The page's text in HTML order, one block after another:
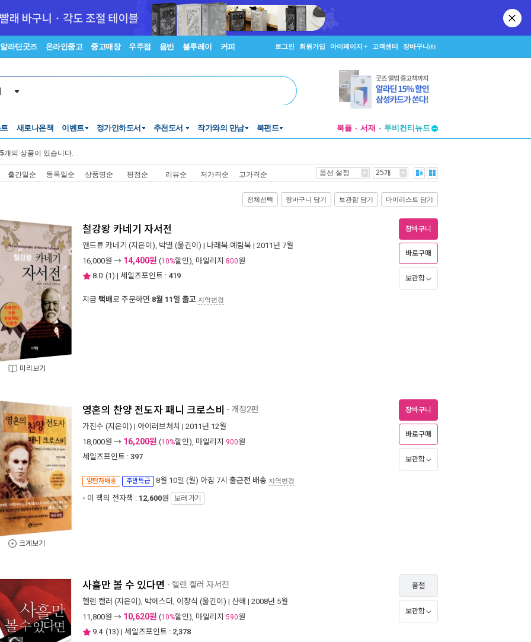
알라딘굿즈 온라인중고 중고매장 우주점 음반 블루레이 커피 로그인 회원가입 마이페이지 고객센터 장바구니(0)
새로나온책 이벤트 정가인하도서 추천도서 작가와의 만남 북펀드 북플 서재
투비컨티뉴드
개의 상품이 있습니다.
출간일순 등록일순 상품명순 평점순 리뷰순 저가격순 고가격순 옵션 설정 25개
전체선택 장바구니 담기 보관함 담기 마이리스트 담기
미리보기
철강왕 카네기 자서전
앤드류 카네기 (지은이), 박별 (옮긴이) | 나래북.예림북 | 2011년 7월
16,000원 → 14,400원 (10%할인), 마일리지 800원
8.0 (1) | 세일즈포인트 : 419
지금 택배로 주문하면 8월 11일 출고 지역변경
장바구니
바로구매
보관함
크게보기
영혼의 찬양 전도자 패니 크로스비 - 개정2판
가진수 (지은이) | 아이러브처치 | 2011년 12월
18,000원 → 16,200원 (10%할인), 마일리지 900원
세일즈포인트 : 397
양탄자배송 주말특급 8월 10일 (월) 아침 7시 출근전 배송 지역변경
이 책의 전자책 : 12,600원 보러 가기
장바구니
바로구매
보관함
사흘만 볼 수 있다면 - 헬렌 켈러 자서전
헬렌 켈러 (지은이), 박에스더 , 이창식 (옮긴이) | 산해 | 2008년 5월
11,800원 → 10,620원 (10%할인), 마일리지 590원
9.4 (13) | 세일즈포인트 : 2,378
품절
보관함